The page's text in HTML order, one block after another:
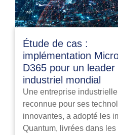
Étude de cas :
implémentation
D365 pour un leader
industriel mondial
Une entreprise
reconnue pour ses
innovantes, a adopté les
Quantum, livrées dans